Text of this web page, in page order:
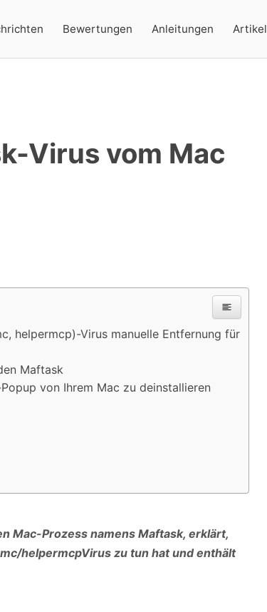
Bewertungen Anleitungen Artikel
Virus vom Mac
helpermcp)-Virus manuelle Entfernung für
Maftask
von Ihrem Mac zu deinstallieren
Mac-Prozess namens Maftask, erklärt,
helpermcpVirus zu tun hat und enthält